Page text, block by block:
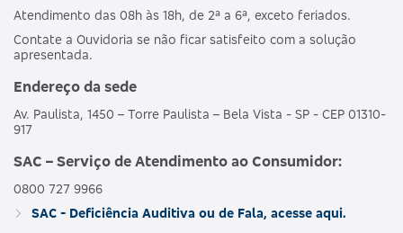
Atendimento das 08h às 18h, de 2ª a 6ª, exceto feriados.
Contate a Ouvidoria se não ficar satisfeito com a solução
apresentada.
Endereço da sede
Av. Paulista, 1450 – Torre Paulista – Bela Vista - SP - CEP 01310-
917
SAC – Serviço de Atendimento ao Consumidor:
0800 727 9966
SAC - Deficiência Auditiva ou de Fala, acesse aqui.